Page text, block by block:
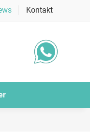
Kontakt